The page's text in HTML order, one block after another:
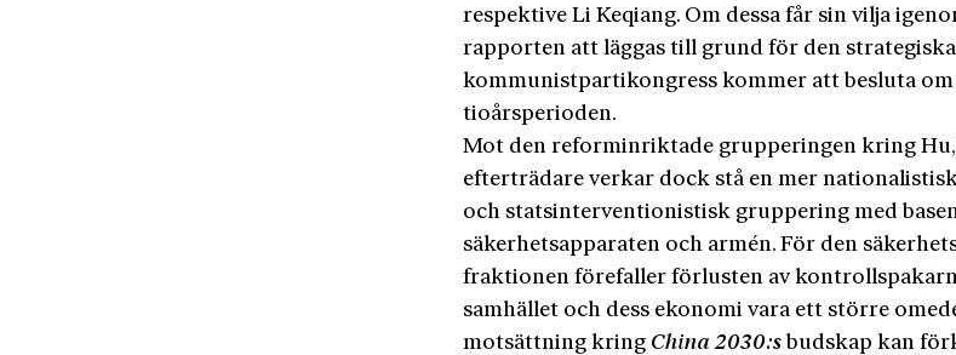
respektive Li Keqiang. Om dessa får sin vilja
rapporten att läggas till grund för den
kommunistpartikongress kommer att besluta
tioårsperioden.
Mot den reforminriktade grupperingen kring Hu,
efterträdare verkar dock stå en mer
och statsinterventionistisk gruppering med
säkerhetsapparaten och armén. För den
fraktionen förefaller förlusten av
samhället och dess ekonomi vara ett större
motsättning kring China 2030:s budskap kan